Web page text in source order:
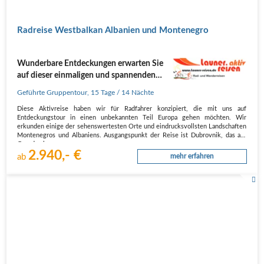
Radreise Westbalkan Albanien und Montenegro
Wunderbare Entdeckungen erwarten Sie
auf dieser einmaligen und spannenden
Montenegro und Albanien nach Korfu
Geführte Gruppentour, 15 Tage / 14 Nächte
Diese Aktivreise haben wir für Radfahrer konzipiert, die mit uns auf
Entdeckungstour in einen unbekannten Teil Europa gehen möchten. Wir
erkunden einige der sehenswertesten Orte und eindrucksvollsten Landschaften
Montenegros und Albaniens. Ausgangspunkt der Reise ist Dubrovnik, das auf
ab2.940,- € mehr erfahren